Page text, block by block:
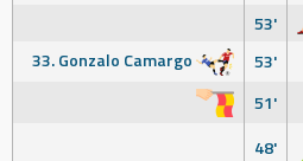
53'
33. Gonzalo Camargo
53'
51'
48'